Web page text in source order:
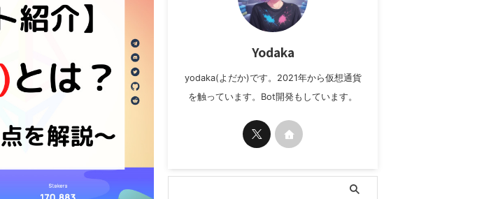
Yodaka
yodaka(よだか)です。2021年から仮想通貨
を触っています。Bot開発もしています。